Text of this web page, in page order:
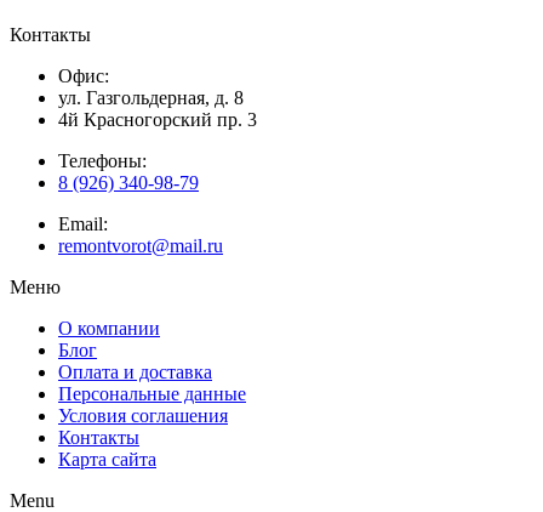
Контакты
Офис:
ул. Газгольдерная, д. 8
4й Красногорский пр. 3
Телефоны:
8 (926) 340-98-79
Email:
remontvorot@mail.ru
Меню
О компании
Блог
Оплата и доставка
Персональные данные
Условия соглашения
Контакты
Карта сайта
Menu